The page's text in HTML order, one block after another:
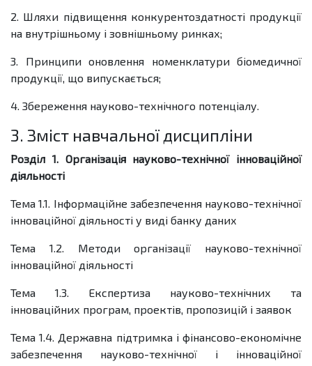
2. Шляхи підвищення конкурентоздатності продукції
на внутрішньому і зовнішньому ринках;
3. Принципи оновлення номенклатури біомедичної
продукції, що випускається;
4. Збереження науково-технічного потенціалу.
3. Зміст навчальної дисципліни
Розділ 1. Організація науково-технічної інноваційної
діяльності
Тема 1.1. Інформаційне забезпечення науково-технічної
інноваційної діяльності у виді банку даних
Тема 1.2. Методи організації науково-технічної
інноваційної діяльності
Тема 1.3. Експертиза науково-технічних та
інноваційних програм, проектів, пропозицій і заявок
Тема 1.4. Державна підтримка і фінансово-економічне
забезпечення науково-технічної і інноваційної